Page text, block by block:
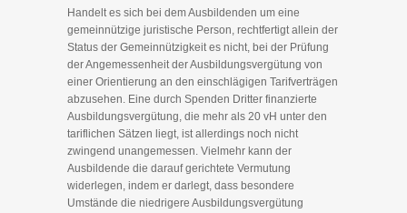
Handelt es sich bei dem Ausbildenden um eine
gemeinnützige juristische Person, rechtfertigt allein der
Status der Gemeinnützigkeit es nicht, bei der Prüfung
der Angemessenheit der Ausbildungsvergütung von
einer Orientierung an den einschlägigen Tarifverträgen
abzusehen. Eine durch Spenden Dritter finanzierte
Ausbildungsvergütung, die mehr als 20 vH unter den
tariflichen Sätzen liegt, ist allerdings noch nicht
zwingend unangemessen. Vielmehr kann der
Ausbildende die darauf gerichtete Vermutung
widerlegen, indem er darlegt, dass besondere
Umstände die niedrigere Ausbildungsvergütung